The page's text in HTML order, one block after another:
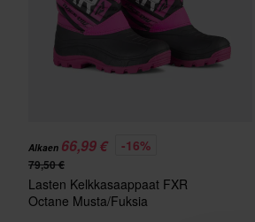
Alkaen 66,99 € -16%
79,50 €
Lasten Kelkkasaappaat FXR
Octane Musta/Fuksia